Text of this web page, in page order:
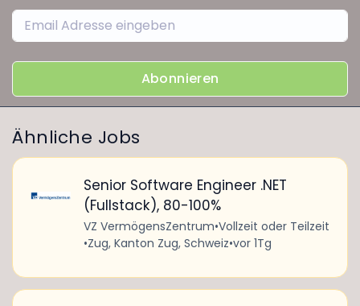
Abonnieren
Ähnliche Jobs
Senior Software Engineer .NET
(Fullstack), 80-100%
VZ VermögensZentrum•Vollzeit oder Teilzeit
•Zug, Kanton Zug, Schweiz•vor 1Tg